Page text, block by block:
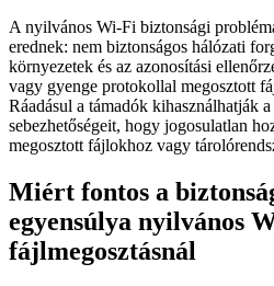
A nyilvános Wi-Fi biztonsági
erednek: nem biztonságos hálózati
környezetek és az azonosítási
vagy gyenge protokollal megosztott
Ráadásul a támadók kihasználhatják
sebezhetőségeit, hogy jogosulatlan
megosztott fájlokhoz vagy
Miért fontos a
egyensúlya nyilvános
fájlmegosztásnál